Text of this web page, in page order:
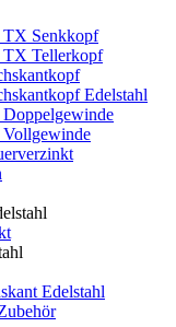
TX Senkkopf
TX Tellerkopf
Edelstahl
Doppelgewinde
Vollgewinde
Edelstahl